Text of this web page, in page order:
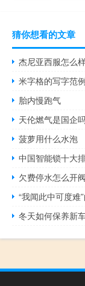
猜你想看的文章
杰尼亚西服怎么
米字格的写字范
胎内慢跑气
天伦燃气是国企
菠萝用什么水泡
中国智能锁十大
欠费停水怎么开
“我闻此中可度难
冬天如何保养新